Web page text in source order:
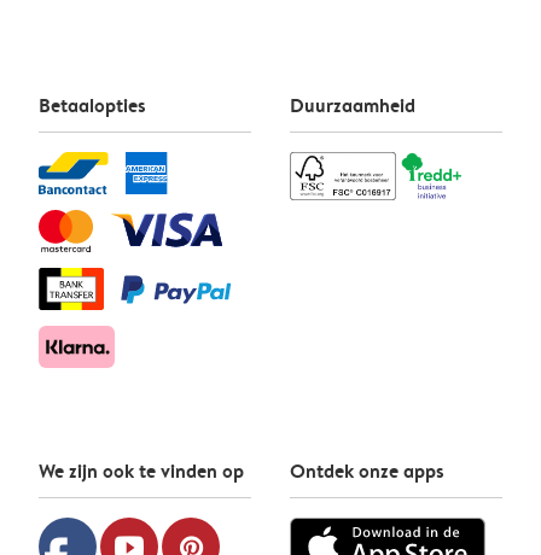
Betaalopties Duurzaamheid
We zijn ook te vinden op
youtube pinterest
Ontdek onze apps